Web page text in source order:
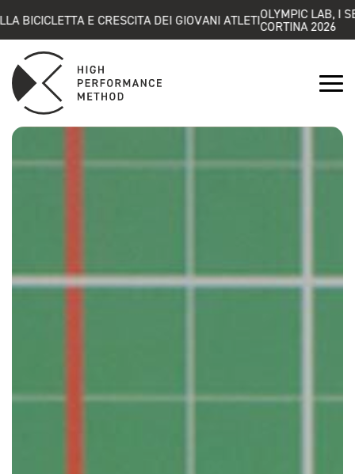
E CRESCITA DEI GIOVANI ATLETI OLYMPIC LAB, I
CORTINA 2026